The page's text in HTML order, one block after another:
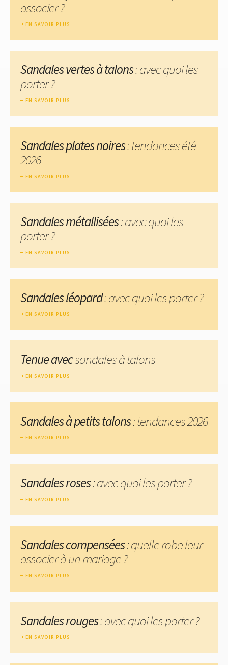
associer ?
EN SAVOIR PLUS
Sandales vertes à talons: avec quoi les
porter ?
EN SAVOIR PLUS
Sandales plates noires: tendances été
2026
EN SAVOIR PLUS
Sandales métallisées: avec quoi les
porter ?
EN SAVOIR PLUS
Sandales léopard: avec quoi les porter ?
EN SAVOIR PLUS
Tenue avecsandales à talons
EN SAVOIR PLUS
Sandales à petits talons: tendances 2026
EN SAVOIR PLUS
Sandales roses: avec quoi les porter ?
EN SAVOIR PLUS
Sandales compensées: quelle robe leur
associer à un mariage ?
EN SAVOIR PLUS
Sandales rouges: avec quoi les porter ?
EN SAVOIR PLUS